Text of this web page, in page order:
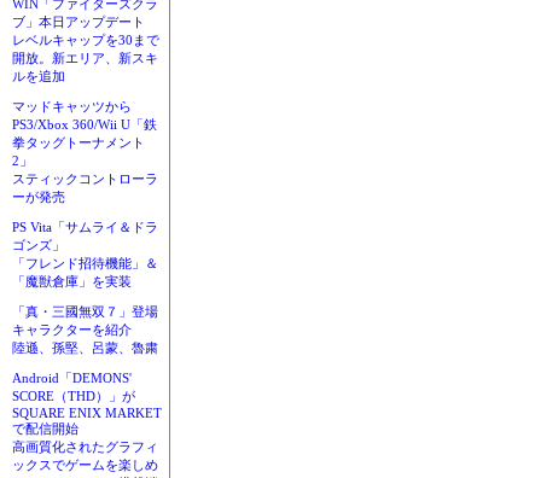
WIN「ファイターズクラ
ブ」本日アップデート
レベルキャップを30まで
開放。新エリア、新スキ
ルを追加
マッドキャッツから
PS3/Xbox 360/Wii U「鉄
拳タッグトーナメント
2」
スティックコントローラ
ーが発売
PS Vita「サムライ＆ドラ
ゴンズ」
「フレンド招待機能」＆
「魔獣倉庫」を実装
「真・三國無双７」登場
キャラクターを紹介
陸遜、孫堅、呂蒙、魯粛
Android「DEMONS'
SCORE（THD）」が
SQUARE ENIX MARKET
で配信開始
高画質化されたグラフィ
ックスでゲームを楽しめ